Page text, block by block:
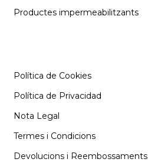
Productes impermeabilitzants
Política de Cookies
Política de Privacidad
Nota Legal
Termes i Condicions
Devolucions i Reembossaments